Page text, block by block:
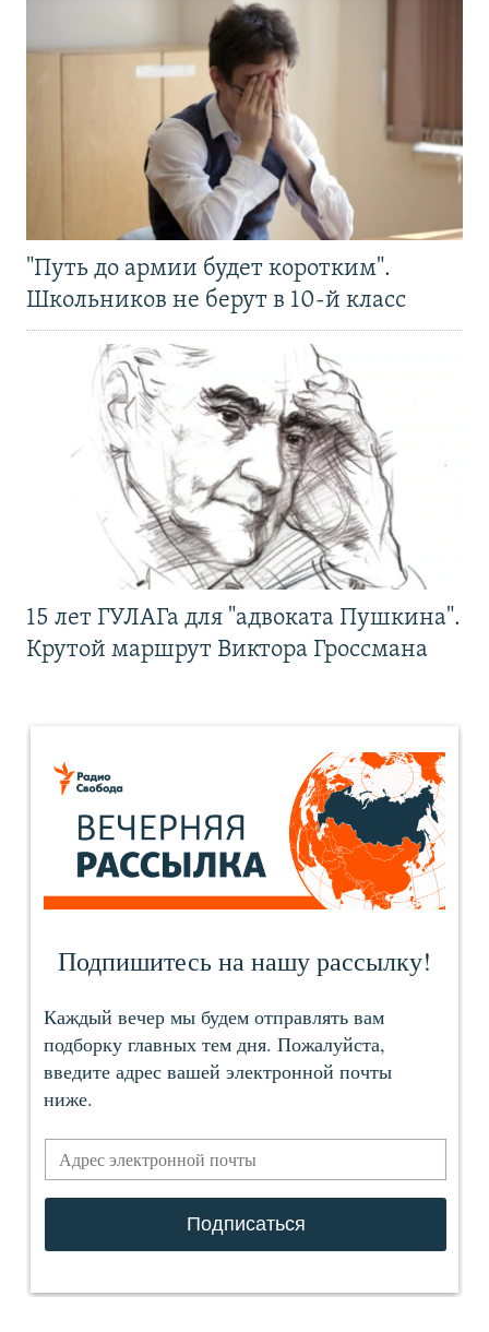
"Путь до армии будет коротким".
Школьников не берут в 10-й класс
15 лет ГУЛАГа для "адвоката Пушкина".
Крутой маршрут Виктора Гроссмана